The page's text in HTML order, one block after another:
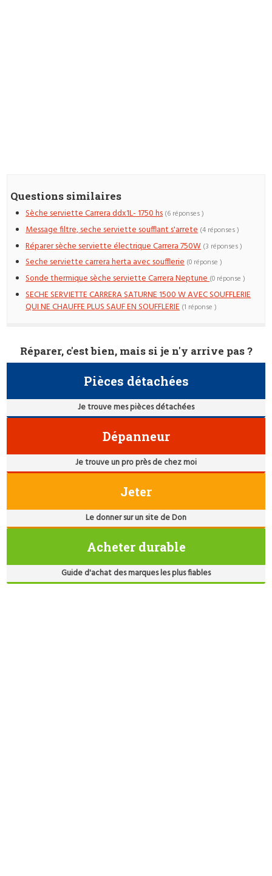
Questions similaires
Sèche serviette Carrera ddx1L- 1750 hs (6 réponses )
Message filtre, seche serviette soufflant s'arrete (4 réponses )
Réparer sèche serviette électrique Carrera 750W (3 réponses )
Seche serviette carrera herta avec soufflerie (0 réponse )
Sonde thermique sèche serviette Carrera Neptune(0 réponse )
SECHE SERVIETTE CARRERA SATURNE 1500 W AVEC SOUFFLERIE
QUI NE CHAUFFE PLUS SAUF EN SOUFFLERIE (1 réponse )
Réparer, c'est bien, mais si je n'y arrive pas ?
Pièces détachées
Je trouve mes pièces détachées
Dépanneur
Je trouve un pro près de chez moi
Jeter
Le donner sur un site de Don
Acheter durable
Guide d'achat des marques les plus fiables